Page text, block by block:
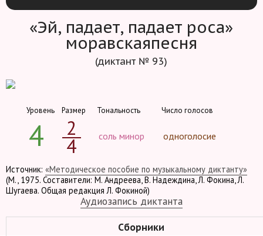
«Эй, падает, падает роса»
моравскаяпесня
(диктант № 93)
Уровень
4
Размер
2
4
Тональность
соль минор
Число голосов
одноголосие
Источник: «Методическое пособие по музыкальному диктанту»
(М., 1975. Составители: М. Андреева, В. Надеждина, Л. Фокина, Л.
Шугаева. Общая редакция Л. Фокиной)
Аудиозапись диктанта
Сборники